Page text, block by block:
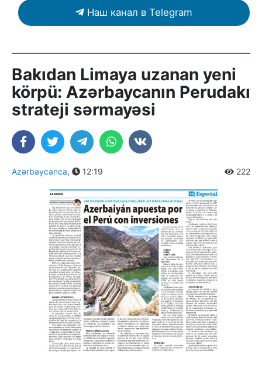
Наш канал в Telegram
Bakıdan Limaya uzanan yeni
körpü: Azərbaycanın Perudakı
strateji sərmayəsi
Azərbaycanca, 12:19 222